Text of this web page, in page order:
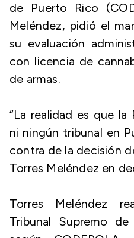
de Puerto Rico
Meléndez, pidió el
su evaluación
con licencia de
de armas.
“La realidad es que
ni ningún tribunal en
contra de la decisión
Torres Meléndez en
Torres Meléndez
Tribunal Supremo